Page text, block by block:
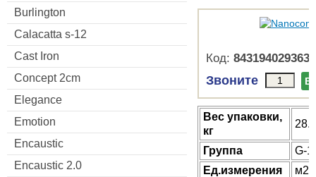
Burlington
Calacatta s-12
Cast Iron
Concept 2cm
Elegance
Emotion
Encaustic
Encaustic 2.0
Код: 8431940293634
Звоните В
Веc упаковки,
кг
Группа
G-
Ед.измерения
м2